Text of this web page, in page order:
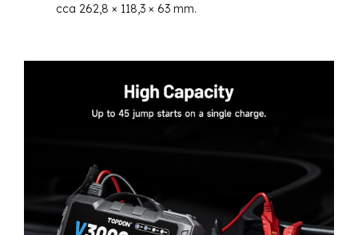
cca 262,8 × 118,3 × 63 mm.